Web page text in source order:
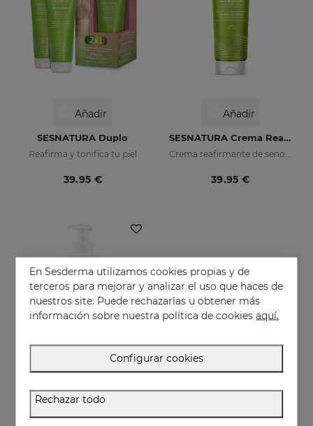
Añadir
SESNATURA Duplo
Reafirma y tonifica tu piel
39.95 €
Añadir
SESNATURA Crema Reafirmante Senos Y Cuerpo
Crema reafirmante de senos y cuerpo
39.95 €
Leche corporal reafirmante
En Sesderma utilizamos cookies propias y de
terceros para mejorar y analizar el uso que haces de
nuestros site. Puede rechazarlas u obtener más
información sobre nuestra política de cookiesaquí.
Configurar cookies
Rechazar todo